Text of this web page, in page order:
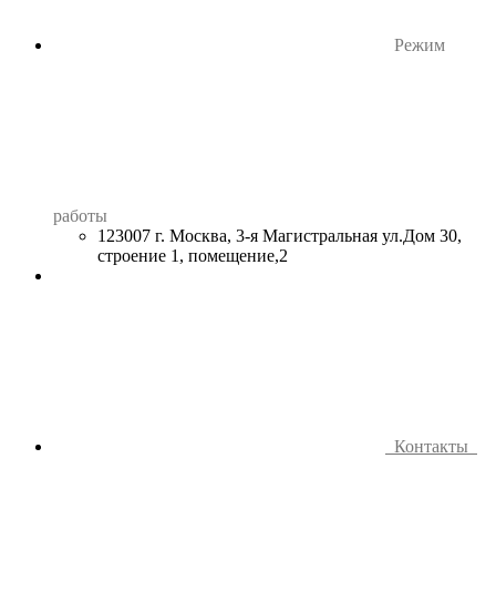
Режим
работы
123007 г. Москва, 3-я Магистральная ул.Дом 30,
строение 1, помещение,2
Контакты